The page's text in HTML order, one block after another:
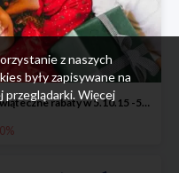
Świąteczne rabaty w 5.10.15 -50%
z naszych
były zapisywane na
przeglądarki. Więcej